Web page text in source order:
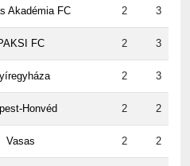
FC 2 3
2 3
Honvéd 2 2
Vasas 2 2
TC 2 1